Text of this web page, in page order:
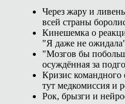
Через жару и
всей страны
Кинешемка о
"Я даже не
"Мозгов бы
осуждённая за
Кризис
тут медкомиссия и
Рок, брызги и